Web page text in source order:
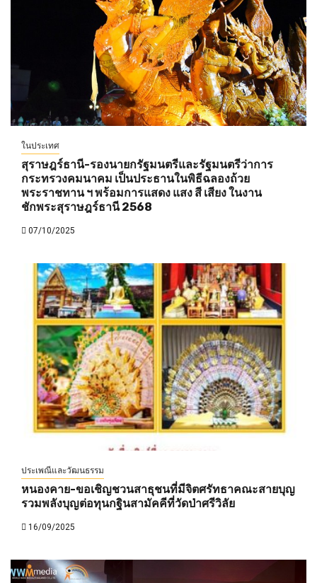
ในประเทศ
สุราษฎร์ธานี-รองนายกรัฐมนตรีและรัฐมนตรีว่าการ
กระทรวงคมนาคม เป็นประธานในพิธีฉลองถ้วย
พระราชทาน ฯ พร้อมการแสดง แสง สี เสียง ในงาน
ชักพระสุราษฎร์ธานี 2568
07/10/2025
ประเพณีและวัฒนธรรม
หนองคาย-ขอเชิญชวนสาธุชนที่มีจิตศรัทธาคณะสายบุญ
รวมพลังบุญต่อทุนกฐินสามัคคีที่วัดป่าศรีวิลัย
16/09/2025